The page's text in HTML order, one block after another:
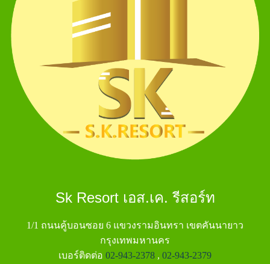
Sk Resort เอส.เค. รีสอร์ท
1/1 ถนนคู้บอนซอย 6 แขวงรามอินทรา เขตคันนายาว
กรุงเทพมหานคร
เบอร์ติดต่อ 02-943-2378 , 02-943-2379